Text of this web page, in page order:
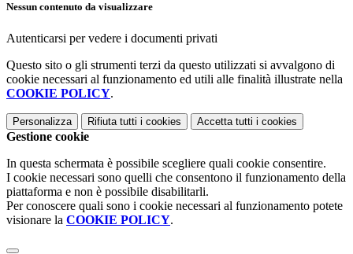
Nessun contenuto da visualizzare
Autenticarsi per vedere i documenti privati
Questo sito o gli strumenti terzi da questo utilizzati si avvalgono di
cookie necessari al funzionamento ed utili alle finalità illustrate nella
COOKIE POLICY.
Personalizza Rifiuta tutti i cookies Accetta tutti i cookies
Gestione cookie
In questa schermata è possibile scegliere quali cookie consentire.
I cookie necessari sono quelli che consentono il funzionamento della
piattaforma e non è possibile disabilitarli.
Per conoscere quali sono i cookie necessari al funzionamento potete
visionare la COOKIE POLICY.